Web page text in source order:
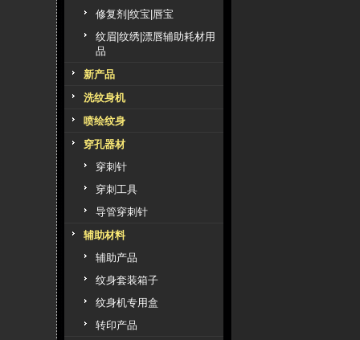
修复剂|纹宝|唇宝
纹眉|纹绣|漂唇辅助耗材用
品
新产品
洗纹身机
喷绘纹身
穿孔器材
穿刺针
穿刺工具
导管穿刺针
辅助材料
辅助产品
纹身套装箱子
纹身机专用盒
转印产品